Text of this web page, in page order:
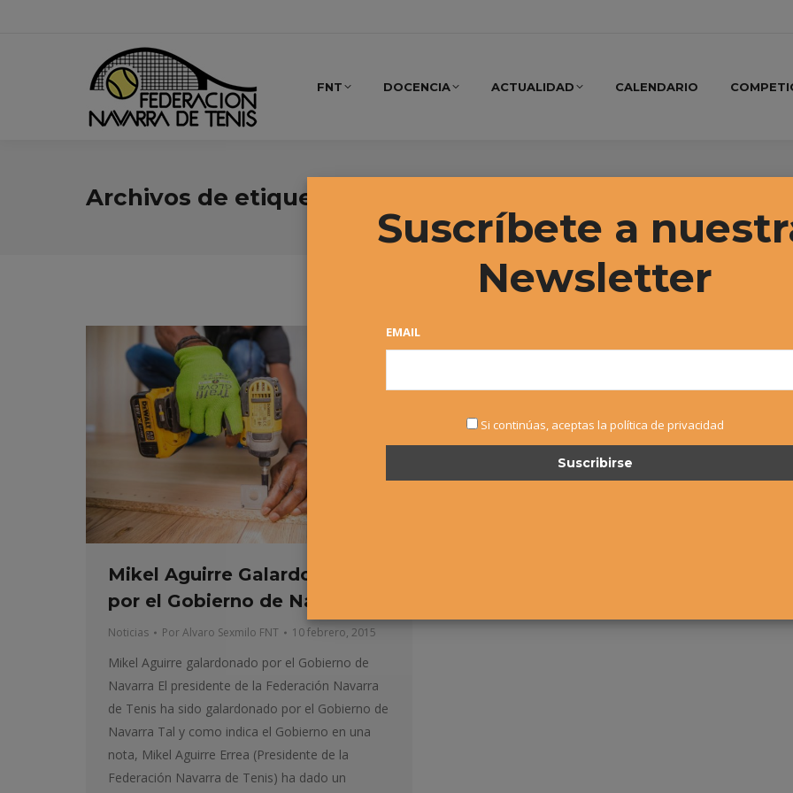
FNT DOCENCIA ACTUALIDAD CALENDARIO
Archivos de etiqueta:
Mikel Aguirre Galardonado
por el Gobierno de Navarra
Noticias PorAlvaro Sexmilo FNT 10 febrero, 2015
Mikel Aguirre galardonado por el Gobierno de
Navarra El presidente de la Federación Navarra
de Tenis ha sido galardonado por el Gobierno de
Navarra Tal y como indica el Gobierno en una
nota, Mikel Aguirre Errea (Presidente de la
Federación Navarra de Tenis) ha dado un
Suscríbete a
Newsletter
EMAIL
Si continúas, aceptas la política de privacidad